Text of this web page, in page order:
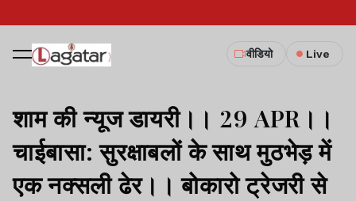
वीडियो Live
शाम की न्यूज डायरी।। 29 APR।।
चाईबासा: सुरक्षाबलों के साथ मुठभेड़ में
एक नक्सली ढेर।। बोकारो ट्रेजरी से